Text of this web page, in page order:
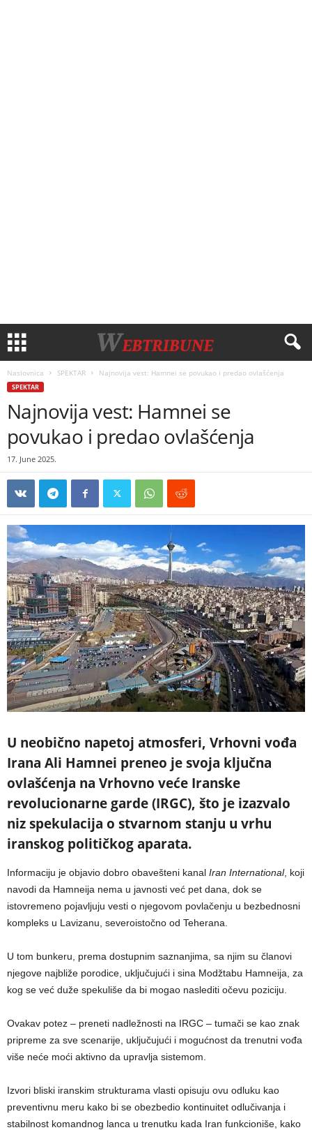
Naslovnica SPEKTAR Najnovija vest: Hamnei se povukao i predao ovlašćenja
SPEKTAR
Najnovija vest: Hamnei se
povukao i predao ovlašćenja
17. June 2025.
U neobično napetoj atmosferi, Vrhovni vođa
Irana Ali Hamnei preneo je svoja ključna
ovlašćenja na Vrhovno veće Iranske
revolucionarne garde (IRGC), što je izazvalo
niz spekulacija o stvarnom stanju u vrhu
iranskog političkog aparata.
Informaciju je objavio dobro obavešteni kanal Iran International, koji
navodi da Hamneija nema u javnosti već pet dana, dok se
istovremeno pojavljuju vesti o njegovom povlačenju u bezbednosni
kompleks u Lavizanu, severoistočno od Teherana.
U tom bunkeru, prema dostupnim saznanjima, sa njim su članovi
njegove najbliže porodice, uključujući i sina Modžtabu Hamneija, za
kog se već duže spekuliše da bi mogao naslediti očevu poziciju.
Ovakav potez – preneti nadležnosti na IRGC – tumači se kao znak
pripreme za sve scenarije, uključujući i mogućnost da trenutni vođa
više neće moći aktivno da upravlja sistemom.
Izvori bliski iranskim strukturama vlasti opisuju ovu odluku kao
preventivnu meru kako bi se obezbedio kontinuitet odlučivanja i
stabilnost komandnog lanca u trenutku kada Iran funkcioniše, kako